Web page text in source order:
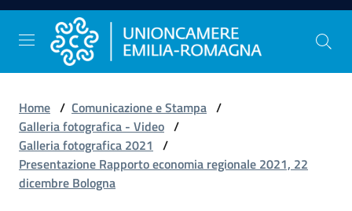
Vai al contenuto
Vai alla navigazione
Vai al footer
Comunicazione
e
Stampa
Home / Comunicazione e Stampa /
Galleria fotografica - Video /
Galleria fotografica 2021 /
Presentazione Rapporto economia regionale 2021, 22
dicembre Bologna